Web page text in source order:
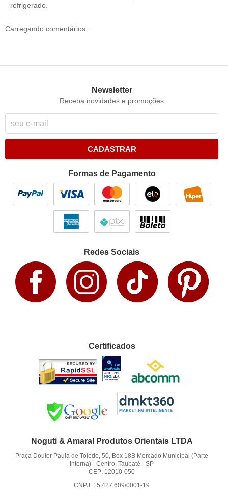
refrigerado.
Carregando comentários ...
Newsletter
Receba novidades e promoções
CADASTRAR
Formas de Pagamento
Redes Sociais
Certificados
Noguti & Amaral Produtos Orientais LTDA
Praça Doutor Paula de Toledo, 50, Box 18B Mercado Municipal (Parte
Interna) -Centro, Taubaté -SP
CEP: 12010-050
CNPJ: 15.427.609/0001-19